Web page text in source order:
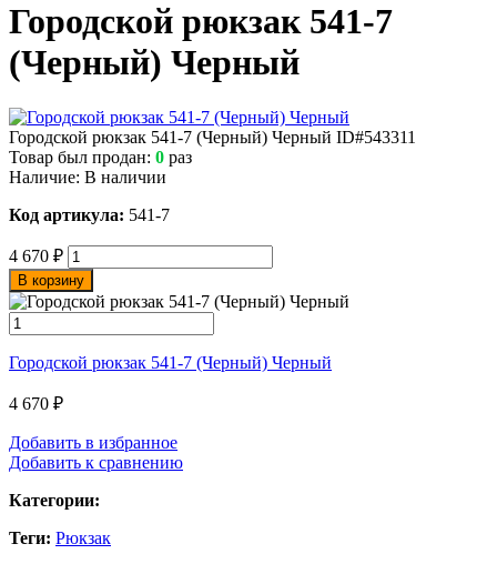
Городской рюкзак 541-7
(Черный) Черный
Городской рюкзак 541-7 (Черный) Черный ID#543311
Товар был продан: 0 раз
Наличие: В наличии
Код артикула: 541-7
4 670 ₽
В корзину
Городской рюкзак 541-7 (Черный) Черный
4 670 ₽
Добавить в избранное
Добавить к сравнению
Категории:
Теги: Рюкзак